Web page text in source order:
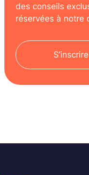
des conseils
réservées à notre